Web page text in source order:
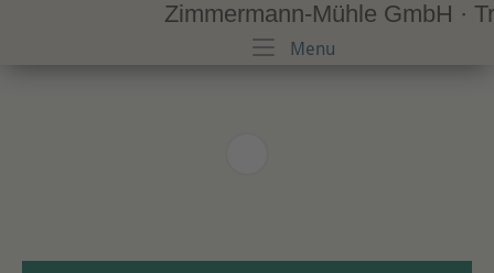
content
Zimmermann-Mühle GmbH ·
Menu